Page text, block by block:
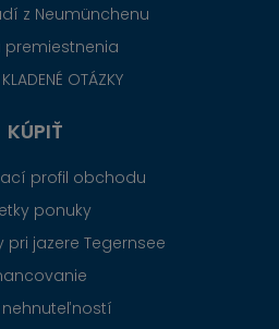
z Neumünchenu
premiestnenia
OTÁZKY
KÚPIŤ
profil obchodu
ponuky
pri jazere Tegernsee
nehnuteľností